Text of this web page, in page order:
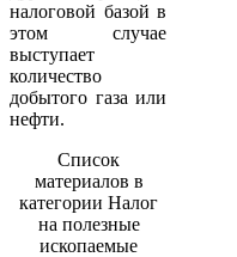
налоговой базой в
этом случае
выступает
количество
добытого газа или
нефти.
Список
материалов в
категории Налог
на полезные
ископаемые